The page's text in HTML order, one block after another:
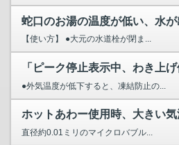
蛇口のお湯の温度が低い、水
【使い方】 ●大元の水道栓が閉ま...
●外気温度が低下すると、凍結防止の...
ホットあわー使用時、大きい
直径約0.01ミリのマイクロバブル...